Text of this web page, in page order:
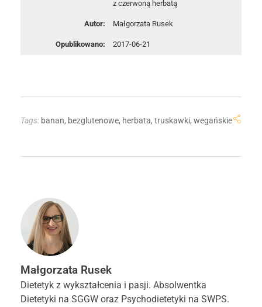
z czerwoną herbatą
Autor: Małgorzata Rusek
Opublikowano: 2017-06-21
Tags: banan, bezglutenowe, herbata, truskawki, wegańskie
Małgorzata Rusek
Dietetyk z wykształcenia i pasji. Absolwentka
Dietetyki na SGGW oraz Psychodietetyki na SWPS.